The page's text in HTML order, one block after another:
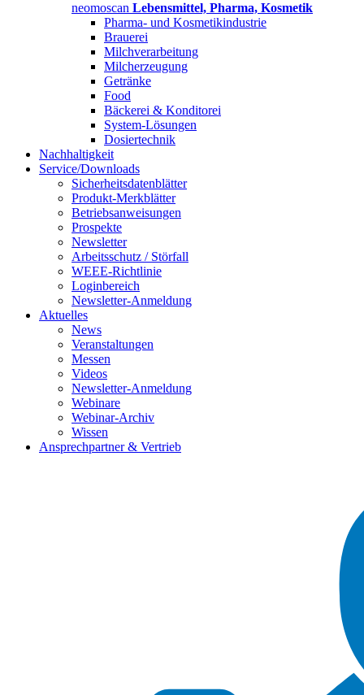
neomoscan Lebensmittel, Pharma, Kosmetik
Pharma- und Kosmetikindustrie
Brauerei
Milchverarbeitung
Milcherzeugung
Getränke
Food
Bäckerei & Konditorei
System-Lösungen
Dosiertechnik
Nachhaltigkeit
Service/Downloads
Sicherheitsdatenblätter
Produkt-Merkblätter
Betriebsanweisungen
Prospekte
Newsletter
Arbeitsschutz / Störfall
WEEE-Richtlinie
Loginbereich
Newsletter-Anmeldung
Aktuelles
News
Veranstaltungen
Messen
Videos
Newsletter-Anmeldung
Webinare
Webinar-Archiv
Wissen
Ansprechpartner & Vertrieb